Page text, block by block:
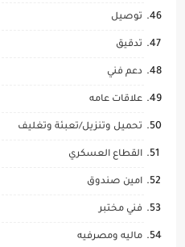
توصيل
تدقيق
دعم فني
علاقات عامه
تحميل وتنزيل/تعبئة وتغليف
القطاع العسكري
امين صندوق
فني مختبر
ماليه ومصرفيه